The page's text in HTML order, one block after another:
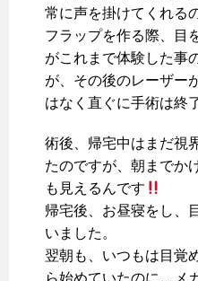
常に声を掛けてくれる
フラップを作る際、目
がこれまで体験した事
が、その後のレーザー
はなく直ぐに手術は終
術後、帰宅中はまだ視
たのですが、朝までか
も見えるんです
帰宅後、お昼寝をし、
いました。
翌朝も、いつもは目覚
ら始めていたのに…メ